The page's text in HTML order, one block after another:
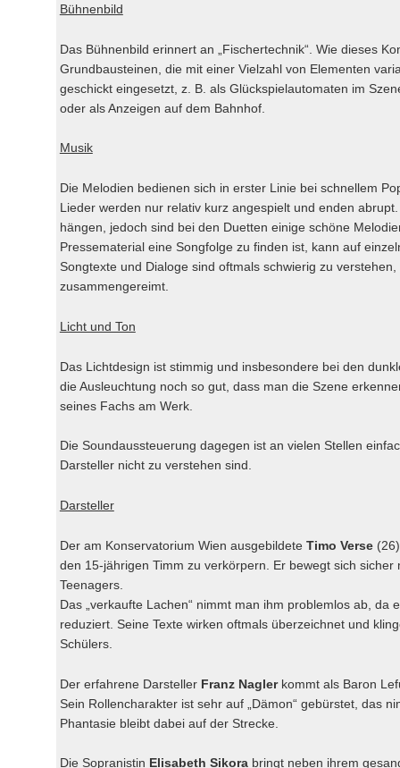
Bühnenbild
Das Bühnenbild erinnert an „Fischertechnik“. Wie dieses
Grundbausteinen, die mit einer Vielzahl von Elementen
geschickt eingesetzt, z. B. als Glückspielautomaten im
oder als Anzeigen auf dem Bahnhof.
Musik
Die Melodien bedienen sich in erster Linie bei schnellem
Lieder werden nur relativ kurz angespielt und enden
hängen, jedoch sind bei den Duetten einige schöne
Pressematerial eine Songfolge zu finden ist, kann auf
Songtexte und Dialoge sind oftmals schwierig zu
zusammengereimt.
Licht und Ton
Das Lichtdesign ist stimmig und insbesondere bei den
die Ausleuchtung noch so gut, dass man die Szene
seines Fachs am Werk.
Die Soundaussteuerung dagegen ist an vielen Stellen
Darsteller nicht zu verstehen sind.
Darsteller
Der am Konservatorium Wien ausgebildete Timo Verse(26)
den 15-jährigen Timm zu verkörpern. Er bewegt sich
Teenagers.
Das „verkaufte Lachen“ nimmt man ihm problemlos ab,
reduziert. Seine Texte wirken oftmals überzeichnet und
Schülers.
Der erfahrene DarstellerFranz Nagler kommt als Baron
Sein Rollencharakter ist sehr auf „Dämon“ gebürstet, das
Phantasie bleibt dabei auf der Strecke.
Die Sopranistin Elisabeth Sikorabringt neben ihrem